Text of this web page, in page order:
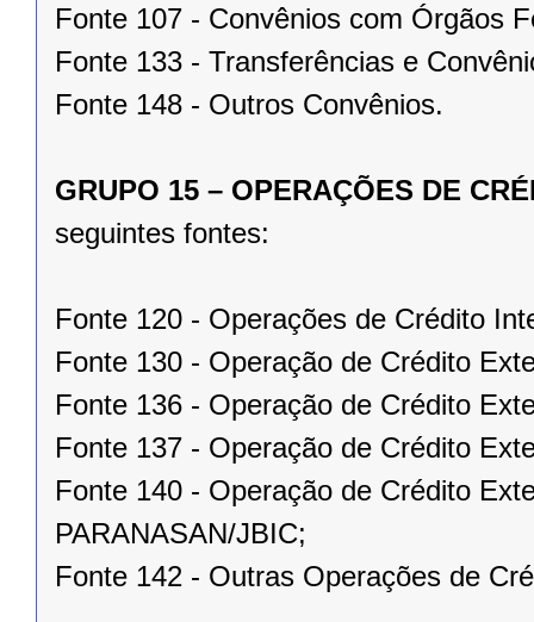
Fonte 107 - Convênios com Órgãos
Fonte 133 - Transferências e
Fonte 148 - Outros Convênios.
GRUPO 15 – OPERAÇÕES DE
seguintes fontes:
Fonte 120 - Operações de Crédito
Fonte 130 - Operação de Crédito
Fonte 136 - Operação de Crédito
Fonte 137 - Operação de Crédito
Fonte 140 - Operação de Crédito
PARANASAN/JBIC;
Fonte 142 - Outras Operações de